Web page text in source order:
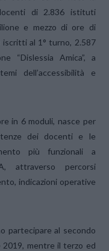
di 2.836 istituti
e mezzo di ore di
al 1° turno, 2.587
“Dislessia Amica”, a
dell’accessibilità e
in 6 moduli, nasce per
dei docenti e le
più funzionali a
attraverso percorsi
indicazioni operative
partecipare al secondo
mentre il terzo ed